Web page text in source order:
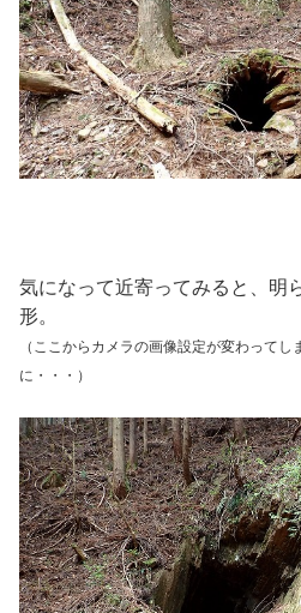
気になって近寄ってみると、明
形。
（ここからカメラの画像設定が変わって
に・・・）